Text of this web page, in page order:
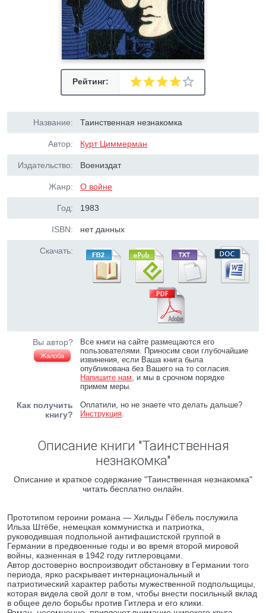
Рейтинг:
Название: Таинственная незнакомка
Автор: Курт Циммерман
Издательство: Воениздат
Жанр: О войне
Год: 1983
ISBN: нет данных
Скачать:
Вы автор?
Жалоба
Все книги на сайте размещаются его
пользователями. Приносим свои глубочайшие
извинения, если Ваша книга была
опубликована без Вашего на то согласия.
Напишите нам, и мы в срочном порядке
примем меры.
Как получить
книгу?
Оплатили, но не знаете что делать дальше?
Инструкция.
Описание книги "Таинственная
незнакомка"
Описание и краткое содержание "Таинственная незнакомка"
читать бесплатно онлайн.
Прототипом героини романа — Хильды Гёбель послужила
Ильза Штёбе, немецкая коммунистка и патриотка,
руководившая подпольной антифашистской группой в
Германии в предвоенные годы и во время второй мировой
войны, казненная в 1942 году гитлеровцами.
Автор достоверно воспроизводит обстановку в Германии того
периода, ярко раскрывает интернациональный и
патриотический характер работы мужественной подпольщицы,
которая видела свой долг в том, чтобы внести посильный вклад
в общее дело борьбы против Гитлера и его клики.